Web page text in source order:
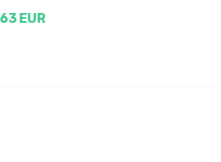
63 EUR